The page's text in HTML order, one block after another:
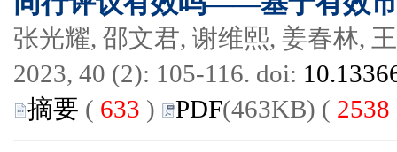
张光耀, 邵文君, 谢维熙, 姜春林,
2023, 40 (2): 105-116. doi:
摘要 ( 633 ) PDF(463KB) ( 2538